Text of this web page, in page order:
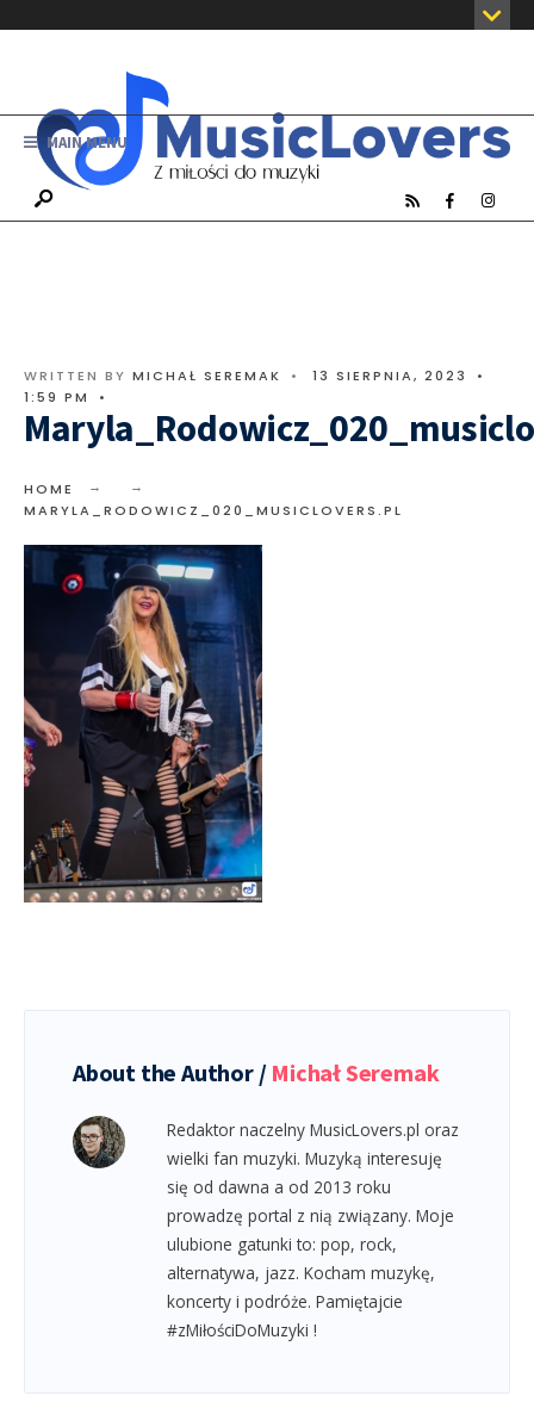
MAIN MENU
WRITTEN BY MICHAŁ SEREMAK • 13 SIERPNIA, 2023
•
1:59 PM
•
HOME
MARYLA_RODOWICZ_020_MUSICLOVERS.PL
About the Author / Michał Seremak
Redaktor naczelny MusicLovers.pl oraz
wielki fan muzyki. Muzyką interesuję
się od dawna a od 2013 roku
prowadzę portal z nią związany. Moje
ulubione gatunki to: pop, rock,
alternatywa, jazz. Kocham muzykę,
koncerty i podróże. Pamiętajcie
#zMiłościDoMuzyki !